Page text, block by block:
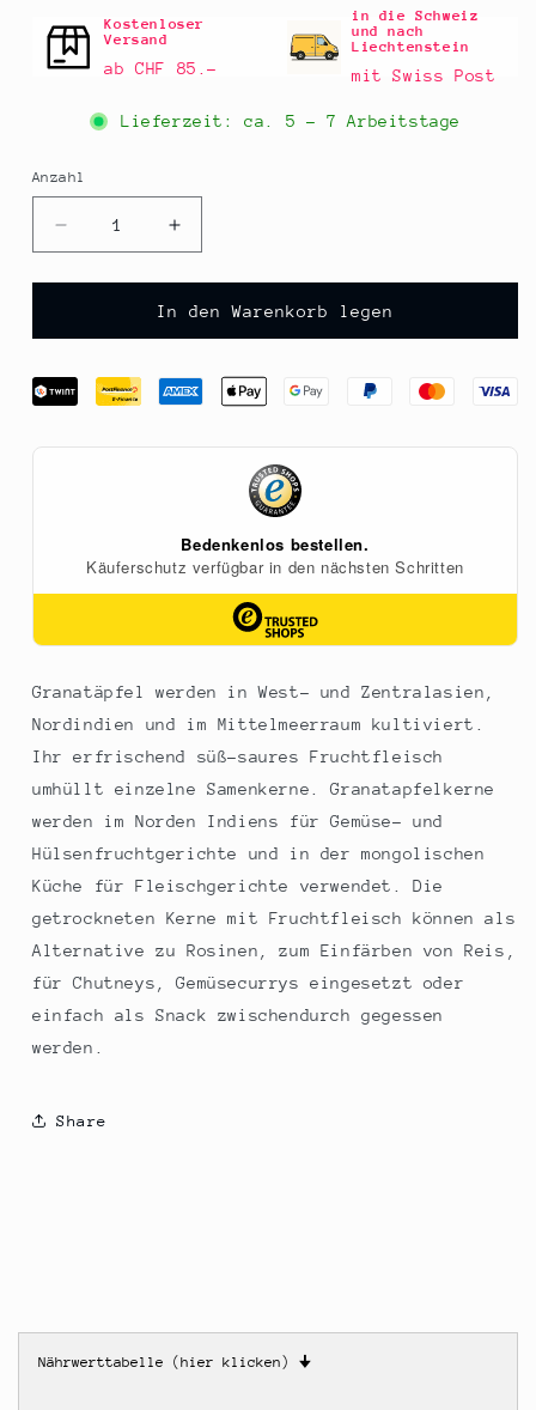
Kostenloser
Versand
ab CHF 85.–
in die Schweiz
und nach
Liechtenstein
mit Swiss Post
Lieferzeit: ca. 5 - 7 Arbeitstage
Anzahl
Anzahl
Verringere
die
Menge
Granatapfelkerne
Pomegranate
Seeds,
Erhöhe
die
Menge
für
Granatapfelkerne
Pomegranate
Seeds,
In den Warenkorb legen
Granatäpfel werden in West- und Zentralasien,
Nordindien und im Mittelmeerraum kultiviert.
Ihr erfrischend süß-saures Fruchtfleisch
umhüllt einzelne Samenkerne. Granatapfelkerne
werden im Norden Indiens für Gemüse- und
Hülsenfruchtgerichte und in der mongolischen
Küche für Fleischgerichte verwendet. Die
getrockneten Kerne mit Fruchtfleisch können als
Alternative zu Rosinen, zum Einfärben von Reis,
für Chutneys, Gemüsecurrys eingesetzt oder
einfach als Snack zwischendurch gegessen
werden.
Share
Nährwerttabelle (hier klicken) 🠋